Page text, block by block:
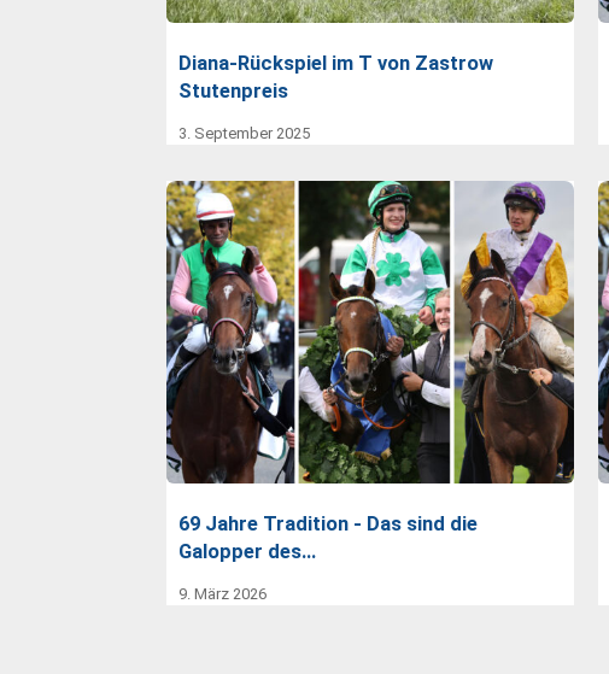
Diana-Rückspiel im T von Zastrow
Stutenpreis
3. September 2025
69 Jahre Tradition - Das sind die
Galopper des…
9. März 2026